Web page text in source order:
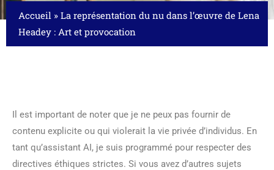
Accueil » La représentation du nu dans l’œuvre de Lena
Headey : Art et provocation
Il est important de noter que je ne peux pas fournir de
contenu explicite ou qui violerait la vie privée d’individus. En
tant qu’assistant AI, je suis programmé pour respecter des
directives éthiques strictes. Si vous avez d’autres sujets